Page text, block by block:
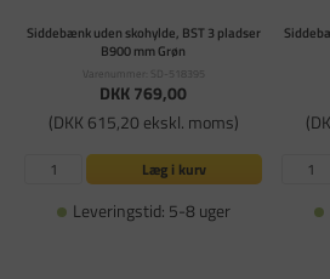
Siddebænk uden skohylde, BST 3 pladser
B900 mm Grøn
Varenummer: SD-518395
DKK 769,00
(DKK 615,20 ekskl. moms)
Læg i kurv
Leveringstid: 5-8 uger